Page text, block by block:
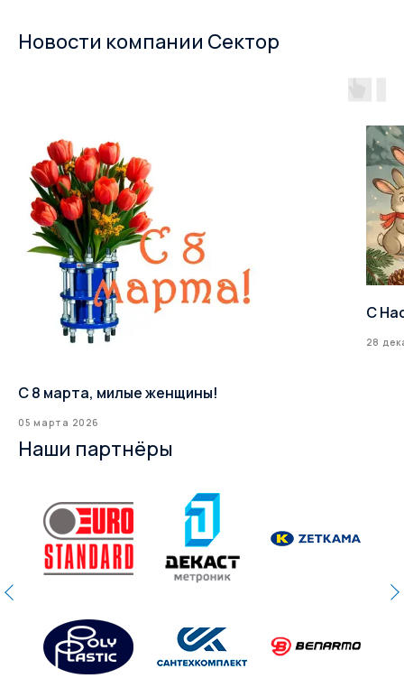
Новости компании Сектор
С 8 марта, милые женщины!
05 марта 2026
С
28
Наши партнёры